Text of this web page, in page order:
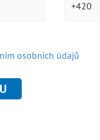
osobních údajů